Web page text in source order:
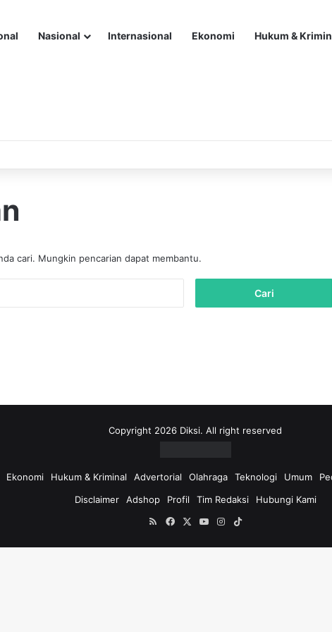
Nasional Internasional Ekonomi Hukum &
cari. Mungkin pencarian dapat membantu.
k
Copyright 2026 Diksi. All right reserved
Ekonomi Hukum & Kriminal Advertorial Olahraga Teknologi Umum
Disclaimer
Adshop Profil Tim Redaksi
Hubungi Kami
RSSFacebookYouTubeInstagram
TikTok